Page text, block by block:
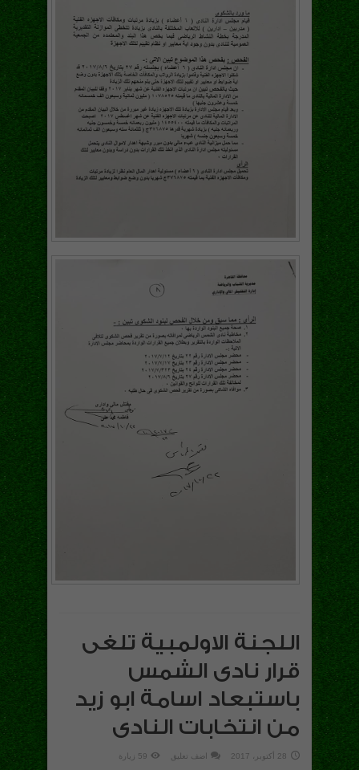
اللجنة الاولمبية تلغى
قرار نادى الشمس
باستبعاد اسامة ابو زيد
من انتخابات النادى
28 أكتوبر، 2017 اضف تعليق 59 زيارة